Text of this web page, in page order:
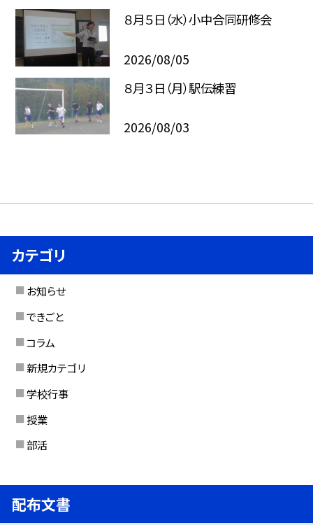
８月５日（水）小中合同研修会
2026/08/05
８月３日（月）駅伝練習
2026/08/03
カテゴリ
お知らせ
できごと
コラム
新規カテゴリ
学校行事
授業
部活
配布文書